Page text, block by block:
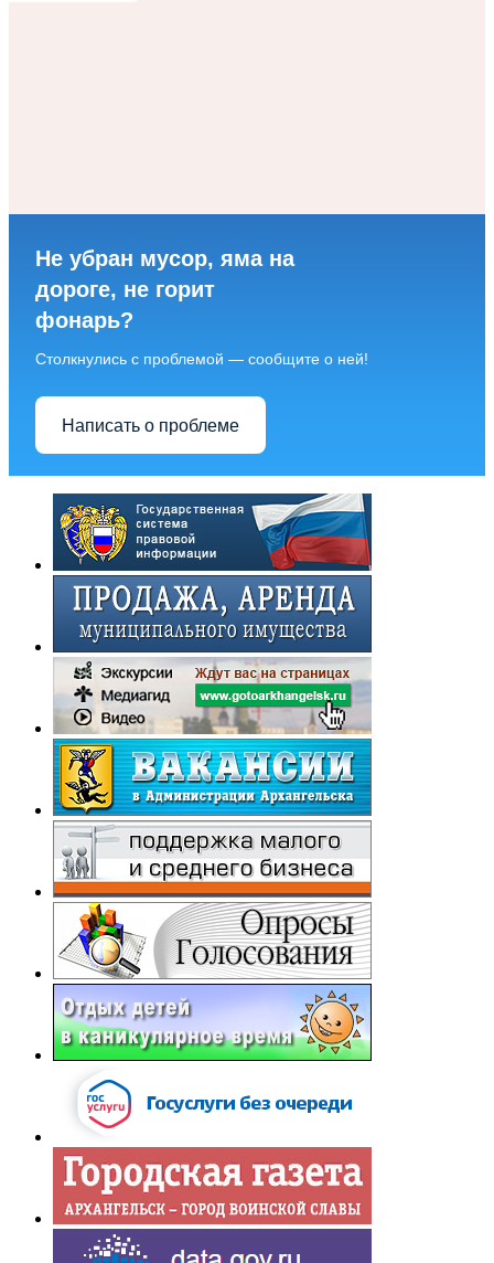
Не убран мусор, яма на
дороге, не горит
фонарь?
Столкнулись с проблемой — сообщите о ней!
Написать о проблеме